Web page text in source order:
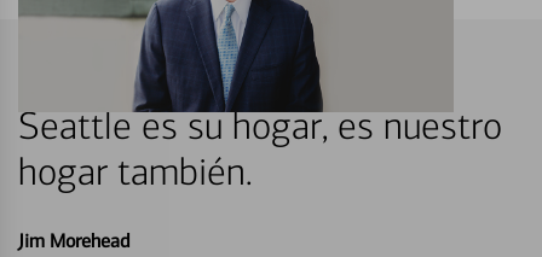
Seattle es su hogar, es nuestro
hogar también.
Jim Morehead